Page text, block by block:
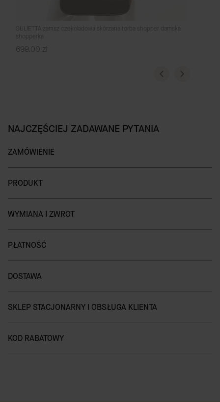
GULIETTA zamsz czekoladowa skórzana torba shopper damska
shopperka
Cena
699,00 zł
NAJCZĘŚCIEJ ZADAWANE PYTANIA
ZAMÓWIENIE
PRODUKT
WYMIANA I ZWROT
PŁATNOŚĆ
DOSTAWA
SKLEP STACJONARNY I OBSŁUGA KLIENTA
KOD RABATOWY